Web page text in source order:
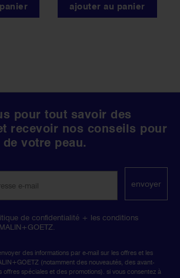
ajouter au panier
pour tout savoir des
recevoir nos conseils pour
votre peau.
envoyer
de confidentialité + les conditions
des informations par e-mail sur les offres et les
(notamment des nouveautés, des avant-
offres spéciales et des promotions). si vous consentez à